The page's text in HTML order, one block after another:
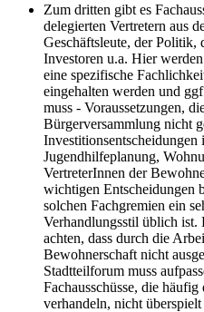
Zum dritten gibt es
delegierten Vertretern aus
Geschäftsleute, der Politik,
Investoren u.a. Hier
eine spezifische
eingehalten werden und
muss - Voraussetzungen,
Bürgerversammlung nicht
Jugendhilfeplanung,
VertreterInnen der
wichtigen Entscheidungen
solchen Fachgremien ein
Verhandlungsstil üblich
achten, dass durch die
Bewohnerschaft nicht
Stadtteilforum muss
Fachausschüsse, die
verhandeln, nicht